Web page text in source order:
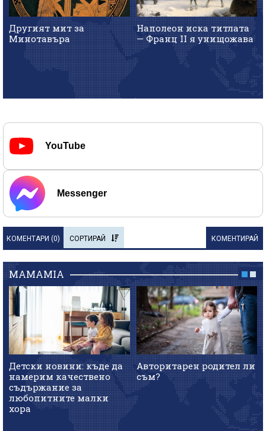
Другият мит за
Минотавъра
Наполеон иска титлата
— Франц II я унищожава
YouTube
Messenger
КОМЕНТАРИ (0) СОРТИРАЙ КОМЕНТИРАЙ
MAMAMIA
Детски новини: къде да
намерим качествено
съдържание за
любопитните малки
хора
Авторитарен родител ли
съм?